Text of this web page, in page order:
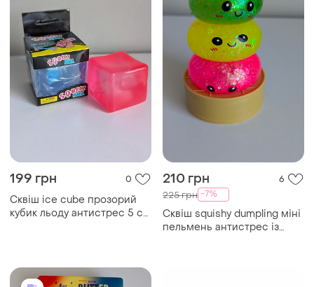
199 грн 0
Сквіш ice cube прозорий
кубик льоду антистрес 5 см
210 грн 6
225 грн -7%
Сквіш squishy dumpling міні
пельмень антистрес із